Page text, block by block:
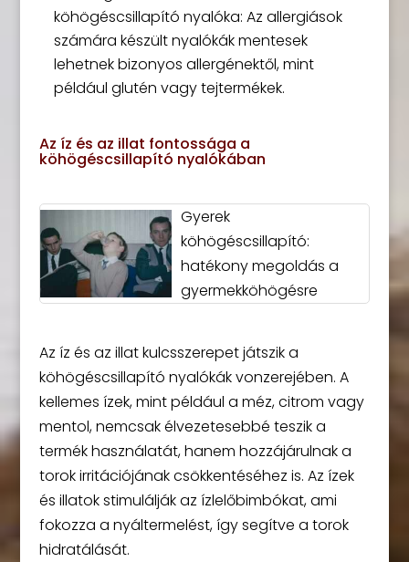
köhögéscsillapító nyalóka: Az allergiások
számára készült nyalókák mentesek
lehetnek bizonyos allergénektől, mint
például glutén vagy tejtermékek.
Az íz és az illat fontossága a
köhögéscsillapító nyalókában
Gyerek
köhögéscsillapító:
hatékony megoldás a
gyermekköhögésre
Az íz és az illat kulcsszerepet játszik a
köhögéscsillapító nyalókák vonzerejében. A
kellemes ízek, mint például a méz, citrom vagy
mentol, nemcsak élvezetesebbé teszik a
termék használatát, hanem hozzájárulnak a
torok irritációjának csökkentéséhez is. Az ízek
és illatok stimulálják az ízlelőbimbókat, ami
fokozza a nyáltermelést, így segítve a torok
hidratálását.